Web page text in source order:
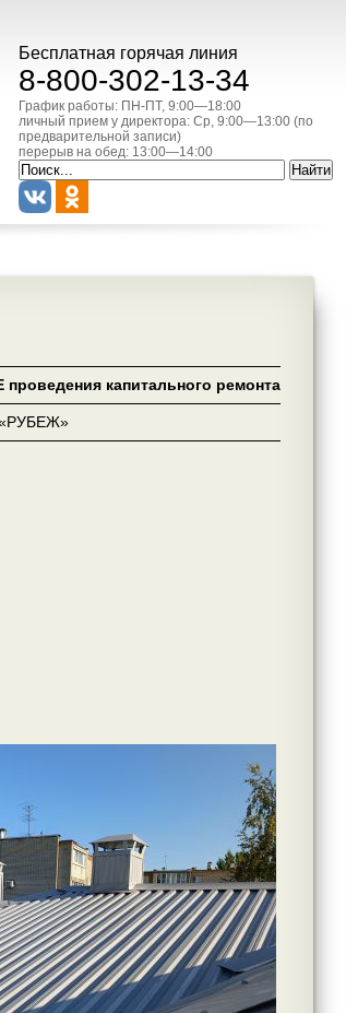
Бесплатная горячая линия
8-800-302-13-34
График работы: ПН-ПТ, 9:00—18:00
личный прием у директора: Ср, 9:00—13:00 (по
предварительной записи)
перерыв на обед: 13:00—14:00
капитального ремонта